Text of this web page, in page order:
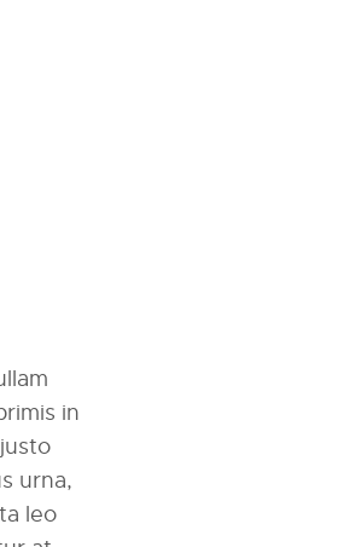
in
urna,
leo